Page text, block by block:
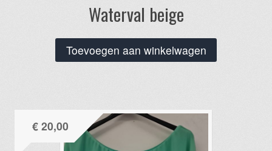
Waterval beige
Toevoegen aan winkelwagen
€20,00